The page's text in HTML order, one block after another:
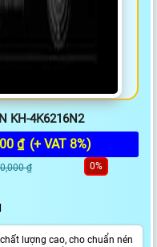
KH-4K6216N2
₫ (+ VAT 8%)
₫ 0%
lượng cao, cho chuẩn nén